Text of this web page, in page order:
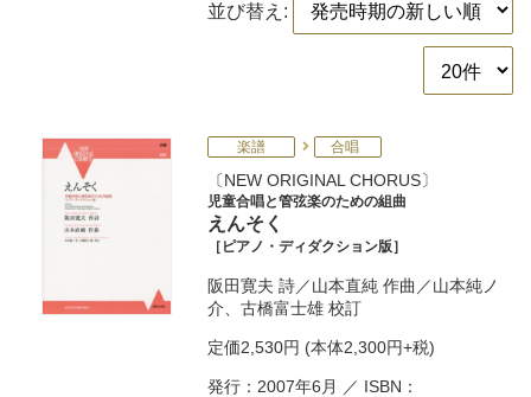
並び替え:
楽譜 合唱
NEW ORIGINAL CHORUS
児童合唱と管弦楽のための組曲
えんそく
［ピアノ・ディダクション版］
阪田寛夫 詩／山本直純 作曲／山本純ノ
介
古橋富士雄 校訂
定価2,530円 (本体2,300円+税)
発行：2007年6月 ／ ISBN：